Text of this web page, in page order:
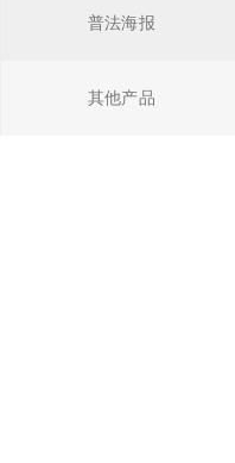
普法海报
其他产品